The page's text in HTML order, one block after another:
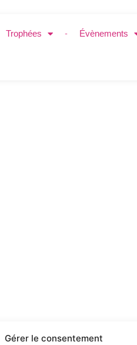
Gérer le consentement
Trophées Évènements